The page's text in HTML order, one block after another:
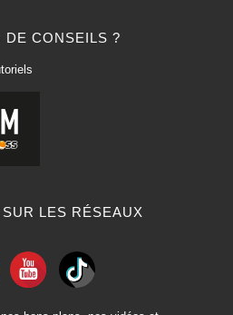
DE CONSEILS ?
LES RÉSEAUX